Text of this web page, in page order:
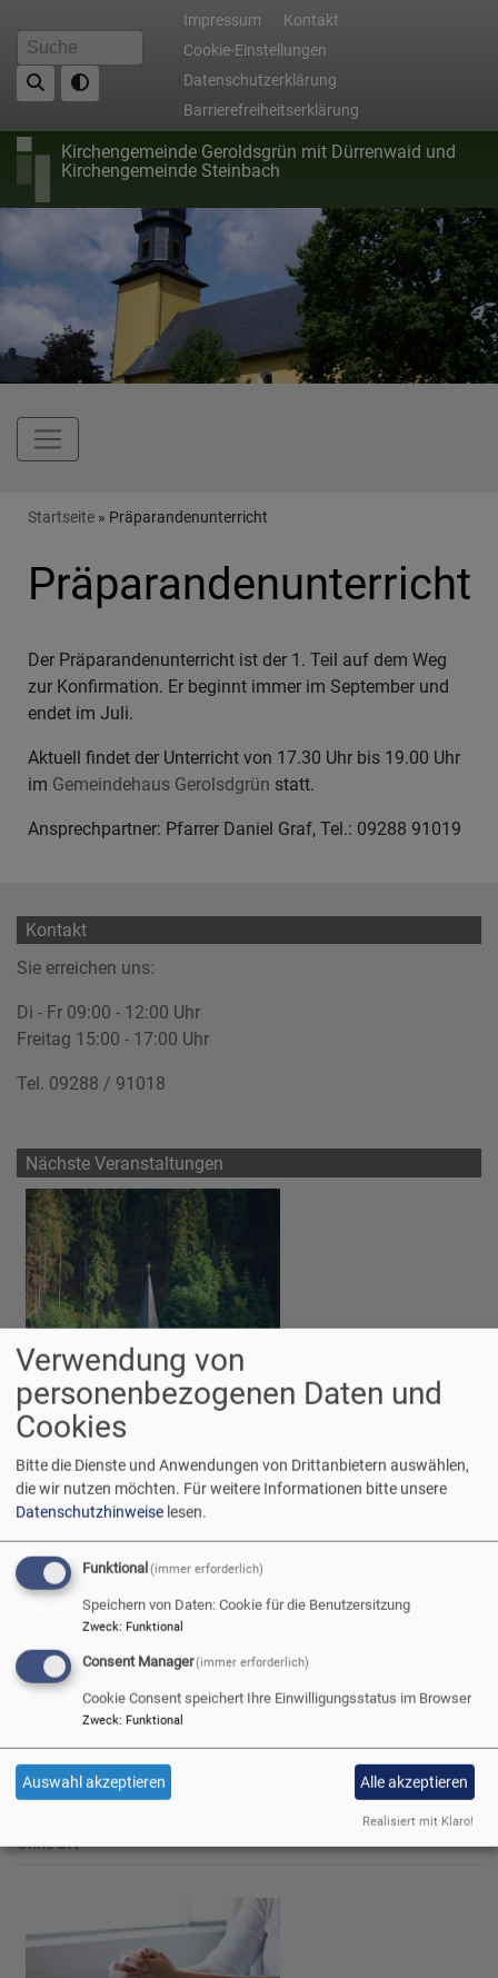
zum
Inhalt
Suche
Fußbereichsmenü
Impressum
Kontakt
Cookie-Einstellungen
Datenschutzerklärung
Barrierefreiheitserklärung
Kirchengemeinde Geroldsgrün mit Dürrenwaid und
Kirchengemeinde Steinbach
Hauptnavigation
Breadcrumb
Startseite Präparandenunterricht
Präparandenunterricht
Der Präparandenunterricht ist der 1. Teil auf dem Weg
zur Konfirmation. Er beginnt immer im September und
endet im Juli.
Aktuell findet der Unterricht von 17.30 Uhr bis 19.00 Uhr
im Gemeindehaus Gerolsdgrün statt.
Ansprechpartner: Pfarrer Daniel Graf, Tel.: 09288 91019
Kontakt
Sie erreichen uns:
Di - Fr 09:00 - 12:00 Uhr
Freitag 15:00 - 17:00 Uhr
Tel. 09288 / 91018
Nächste Veranstaltungen
So, 9.8. 10 Uhr
Gottesdienst mit Abendmahl
Pfarrer Graf
Dürrenwaid
Christus-Kirche Dürrenwaid
Mi, 12.8. 15 Uhr
Ohne Ort
Verwendung von
personenbezogenen Daten und
Cookies
Bitte die Dienste und Anwendungen von Drittanbietern auswählen,
die wir nutzen möchten. Für weitere Informationen bitte unsere
Datenschutzhinweise lesen.
Funktional (immer erforderlich)
Speichern von Daten: Cookie für die Benutzersitzung
Zweck: Funktional
Consent Manager(immer erforderlich)
Cookie Consent speichert Ihre Einwilligungsstatus im Browser
Zweck: Funktional
Auswahl akzeptieren Alle akzeptieren
Realisiert mit Klaro!